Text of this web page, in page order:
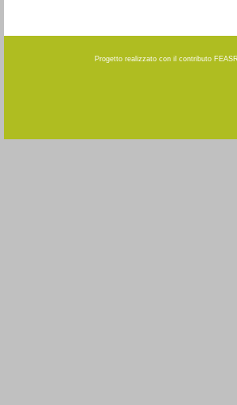
Progetto realizzato con il contributo